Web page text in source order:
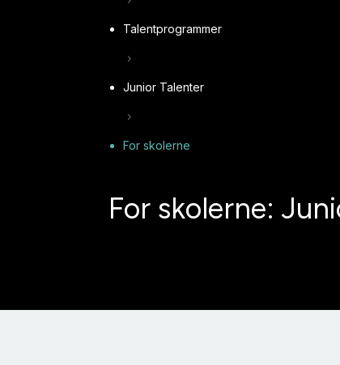
Talentprogrammer
5
Junior Talenter
5
For skolerne
For skolerne: